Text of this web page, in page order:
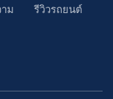
ม
รีวิวรถยนต์